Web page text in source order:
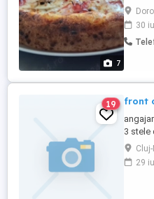
7
pe
30
19 front
3 stele
-brevet
de
29